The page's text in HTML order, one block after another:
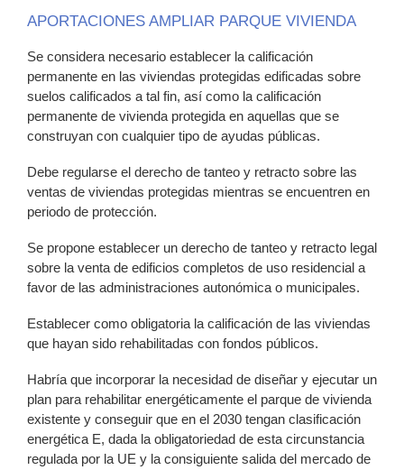
APORTACIONES AMPLIAR PARQUE VIVIENDA
Se considera necesario establecer la calificación
permanente en las viviendas protegidas edificadas sobre
suelos calificados a tal fin, así como la calificación
permanente de vivienda protegida en aquellas que se
construyan con cualquier tipo de ayudas públicas.
Debe regularse el derecho de tanteo y retracto sobre las
ventas de viviendas protegidas mientras se encuentren en
periodo de protección.
Se propone establecer un derecho de tanteo y retracto legal
sobre la venta de edificios completos de uso residencial a
favor de las administraciones autonómica o municipales.
Establecer como obligatoria la calificación de las viviendas
que hayan sido rehabilitadas con fondos públicos.
Habría que incorporar la necesidad de diseñar y ejecutar un
plan para rehabilitar energéticamente el parque de vivienda
existente y conseguir que en el 2030 tengan clasificación
energética E, dada la obligatoriedad de esta circunstancia
regulada por la UE y la consiguiente salida del mercado de